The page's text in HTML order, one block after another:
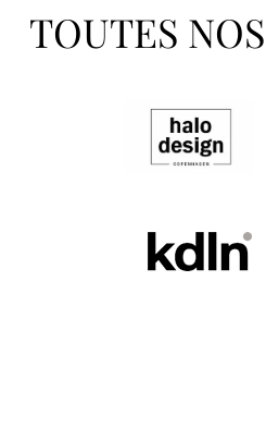
TOUTES